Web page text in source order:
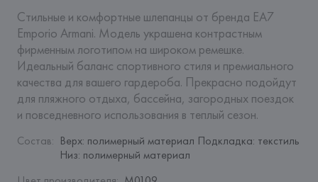
Стильные и комфортные шлепанцы от бренда EA7
Emporio Armani. Модель украшена контрастным
фирменным логотипом на широком ремешке.
Идеальный баланс спортивного стиля и премиального
качества для вашего гардероба. Прекрасно подойдут
для пляжного отдыха, бассейна, загородных поездок
и повседневного использования в теплый сезон.
Состав: Верх: полимерный материал Подкладка: текстиль
Низ: полимерный материал